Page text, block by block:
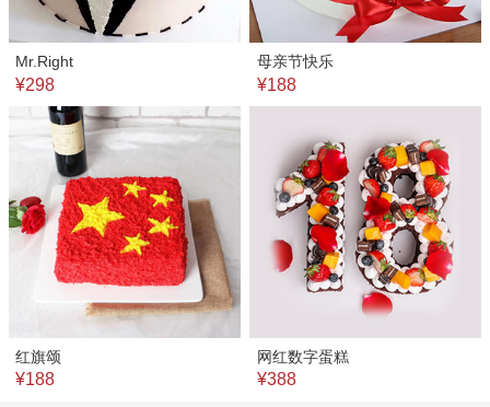
Mr.Right
¥298
母亲节快乐
¥188
红旗颂
¥188
网红数字蛋糕
¥388